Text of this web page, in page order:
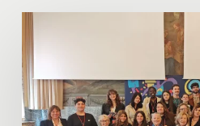
Dialogo